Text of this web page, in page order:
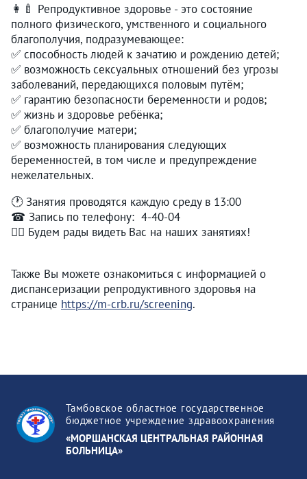
👩‍🍼 Репродуктивное здоровье - это состояние
полного физического, умственного и социального
благополучия, подразумевающее:
✅ способность людей к зачатию и рождению детей;
✅ возможность сексуальных отношений без угрозы
заболеваний, передающихся половым путём;
✅ гарантию безопасности беременности и родов;
✅ жизнь и здоровье ребёнка;
✅ благополучие матери;
✅ возможность планирования следующих
беременностей, в том числе и предупреждение
нежелательных.
🕐 Занятия проводятся каждую среду в 13:00
☎ Запись по телефону: 4-40-04
👩‍⚕ Будем рады видеть Вас на наших занятиях!
Также Вы можете ознакомиться с информацией о
диспансеризации репродуктивного здоровья на
странице https://m-crb.ru/screening.
Тамбовское областное государственное
бюджетное учреждение здравоохранения
«МОРШАНСКАЯ ЦЕНТРАЛЬНАЯ РАЙОННАЯ
БОЛЬНИЦА»